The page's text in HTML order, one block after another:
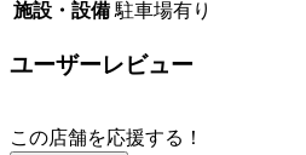
施設・設備 駐車場有り
ユーザーレビュー
この店舗を応援する！